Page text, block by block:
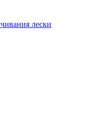
лески